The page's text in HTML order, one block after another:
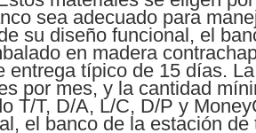
sea adecuado para
su diseño funcional, el
en madera
entrega típico de 15 días.
por mes, y la cantidad
T/T, D/A, L/C, D/P y
el banco de la estación